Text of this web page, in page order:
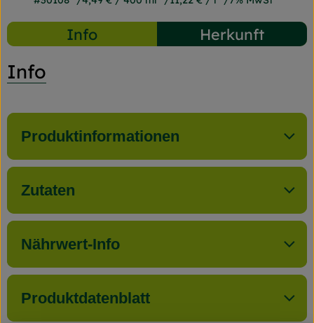
Info Herkunft
Info
Produktinformationen
Zutaten
Nährwert-Info
Produktdatenblatt